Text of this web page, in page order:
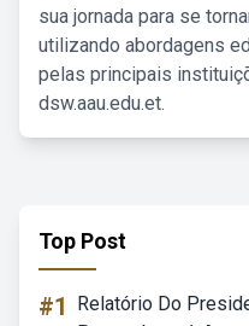
sua jornada para se
utilizando abordagens
pelas principais
dsw.aau.edu.et.
Top Post
#1
Relatório Do